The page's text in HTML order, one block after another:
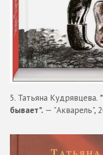
5. Татьяна Кудрявцева.
бывает". — "Акварель",